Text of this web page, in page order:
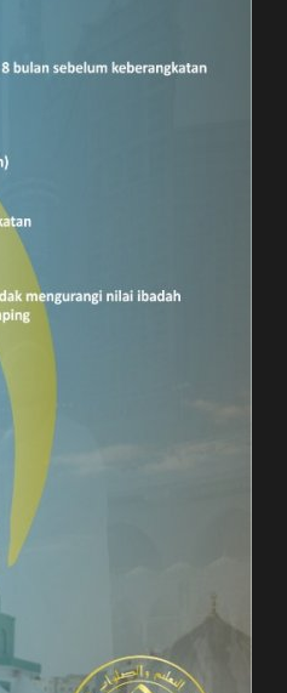
Tanah Air, Habib
2022
Air, Habib Segaf Assegaf atau
Habib...